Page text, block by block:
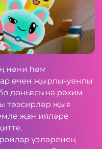
нәни һәм
өчен җырлы-уенлы
дөньясына рәхим
тәэсирләр җыя
җан ияләре
үзләренең